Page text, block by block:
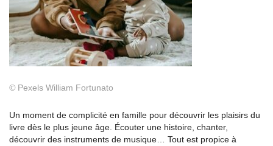
© Pexels William Fortunato
Un moment de complicité en famille pour découvrir les plaisirs du
livre dès le plus jeune âge. Écouter une histoire, chanter,
découvrir des instruments de musique… Tout est propice à